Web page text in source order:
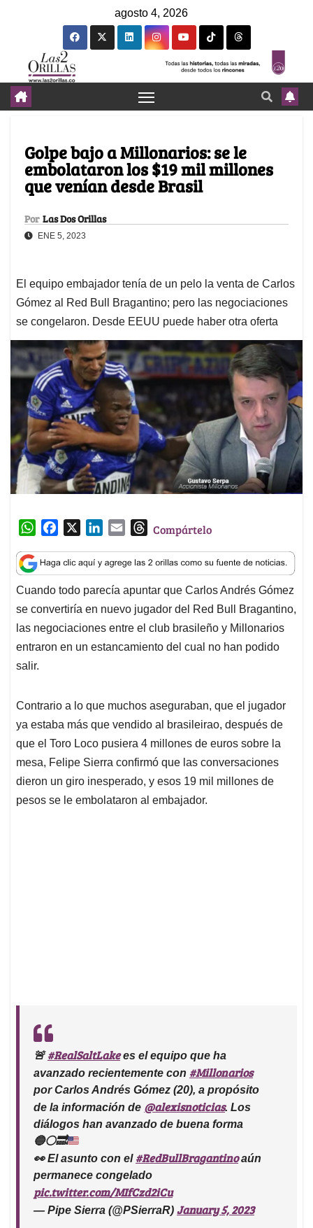
agosto 4, 2026
Golpe bajo a Millonarios: se le
embolataron los $19 mil millones
que venían desde Brasil
Por Las Dos Orillas
ENE 5, 2023
El equipo embajador tenía de un pelo la venta de Carlos
Gómez al Red Bull Bragantino; pero las negociaciones
se congelaron. Desde EEUU puede haber otra oferta
W
a
t
s
A
p
p
c
e
b
o
o
k
n
k
e
d
I
n
a
i
l
T
r
e
a
d
s
Compártelo
Cuando todo parecía apuntar que Carlos Andrés Gómez
se convertiría en nuevo jugador del Red Bull Bragantino,
las negociaciones entre el club brasileño y Millonarios
entraron en un estancamiento del cual no han podido
salir.
Contrario a lo que muchos aseguraban, que el jugador
ya estaba más que vendido al brasileirao, después de
que el Toro Loco pusiera 4 millones de euros sobre la
mesa, Felipe Sierra confirmó que las conversaciones
dieron un giro inesperado, y esos 19 mil millones de
pesos se le embolataron al embajador.
🚨#RealSaltLakees el equipo que ha
avanzado recientemente con #Millonarios
por Carlos Andrés Gómez (20), a propósito
de la información de @alexisnoticias. Los
diálogos han avanzado de buena forma
🔵⚪️🔜
👀 El asunto con el #RedBullBragantinoaún
permanece congelado
pic.twitter.com/MIfCzd2iCu
— Pipe Sierra (@PSierraR) January 5, 2023